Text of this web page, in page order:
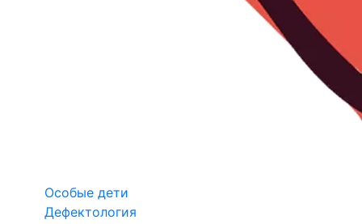
Особые дети
Дефектология